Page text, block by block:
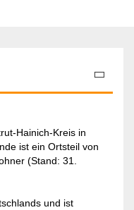
Hainich-Kreis in
ist ein Ortsteil von
(Stand: 31.
und ist